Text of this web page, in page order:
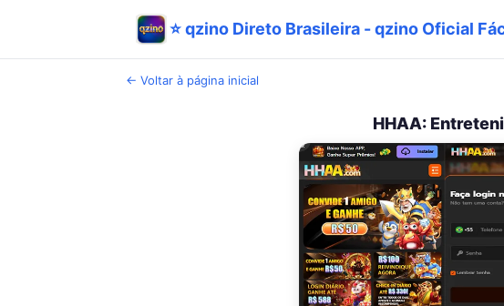
⭐ qzino Direto Brasileira - qzino Oficial
← Voltar à página inicial
HHAA: